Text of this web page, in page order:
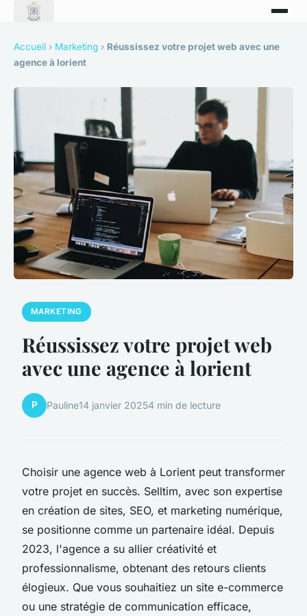
Accueil › Marketing › Réussissez votre projet web avec une
agence à lorient
MARKETING
Réussissez votre projet web
avec une agence à lorient
P Pauline14 janvier 20254 min de lecture
Choisir une agence web à Lorient peut transformer
votre projet en succès. Selltim, avec son expertise
en création de sites, SEO, et marketing numérique,
se positionne comme un partenaire idéal. Depuis
2023, l'agence a su allier créativité et
professionnalisme, obtenant des retours clients
élogieux. Que vous souhaitiez un site e-commerce
ou une stratégie de communication efficace,